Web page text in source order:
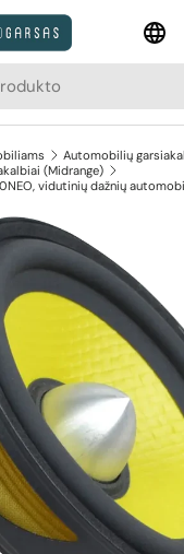
Kalba
Automobilių
(Midrange)
vidutinių dažnių
prekės informacijos